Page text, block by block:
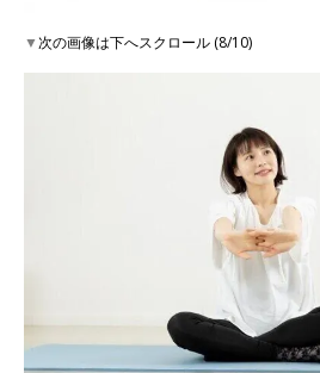
▼次の画像は下へスクロール (8/10)